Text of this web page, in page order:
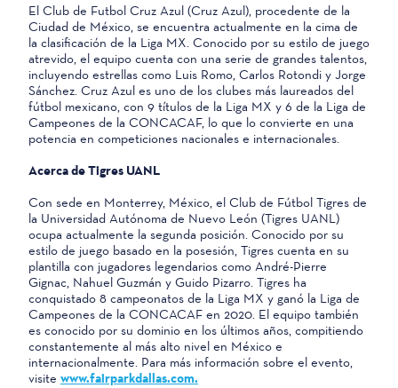
El Club de Futbol Cruz Azul (Cruz Azul), procedente de la
Ciudad de México, se encuentra actualmente en la cima de
la clasificación de la Liga MX. Conocido por su estilo de juego
atrevido, el equipo cuenta con una serie de grandes talentos,
incluyendo estrellas como Luis Romo, Carlos Rotondi y Jorge
Sánchez. Cruz Azul es uno de los clubes más laureados del
fútbol mexicano, con 9 títulos de la Liga MX y 6 de la Liga de
Campeones de la CONCACAF, lo que lo convierte en una
potencia en competiciones nacionales e internacionales.
Acerca de Tigres UANL
Con sede en Monterrey, México, el Club de Fútbol Tigres de
la Universidad Autónoma de Nuevo León (Tigres UANL)
ocupa actualmente la segunda posición. Conocido por su
estilo de juego basado en la posesión, Tigres cuenta en su
plantilla con jugadores legendarios como André-Pierre
Gignac, Nahuel Guzmán y Guido Pizarro. Tigres ha
conquistado 8 campeonatos de la Liga MX y ganó la Liga de
Campeones de la CONCACAF en 2020. El equipo también
es conocido por su dominio en los últimos años, compitiendo
constantemente al más alto nivel en México e
internacionalmente. Para más información sobre el evento,
visite www.fairparkdallas.com.